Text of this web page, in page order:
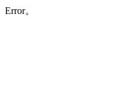
Error。